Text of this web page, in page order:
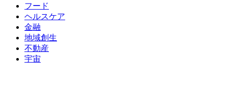
フード
ヘルスケア
金融
地域創生
不動産
宇宙